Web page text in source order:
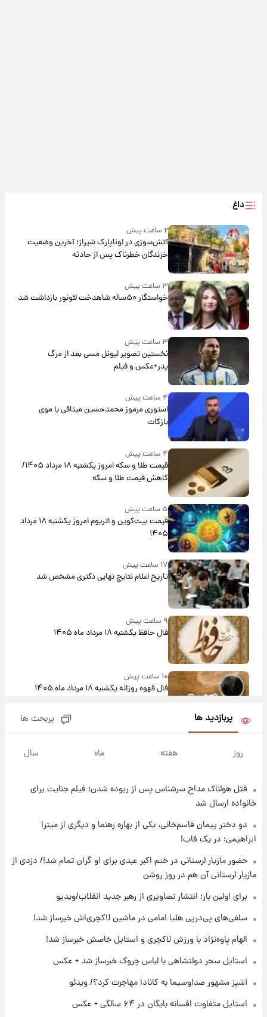
داغ
۲ ساعت پیش
آتش‌سوزی در لوناپارک شیراز؛ آخرین وضعیت
خزندگان خطرناک پس از حادثه
۳ ساعت پیش
خواستگار ۵۰ساله شاهدخت لئونور بازداشت شد
۳ ساعت پیش
نخستین تصویر لیونل مسی بعد از مرگ
پدر+عکس و فیلم
۴ ساعت پیش
استوری مرموز محمدحسین میثاقی با موی
بازکات
قیمت طلا و سکه امروز یکشنبه ۱۸ مرداد ۱۴۰۵/
کاهش قیمت طلا و سکه
۵ ساعت پیش
قیمت بیت‌کوین و اتریوم امروز یکشنبه ۱۸ مرداد
۱۴۰۵
۱۷ ساعت پیش
تاریخ اعلام نتایج نهایی دکتری مشخص شد
۹ ساعت پیش
فال حافظ یکشنبه ۱۸ مرداد ماه ۱۴۰۵
۱۰ ساعت پیش
فال قهوه روزانه یکشنبه ۱۸ مرداد ماه ۱۴۰۵
۱۹ ساعت پیش
لیونل مسی عزادار شد! + جزئیات
۲۲ ساعت پیش
لحظه برخورد رعد و برق به ساختمان مرکز تجارت
جهانی در آمریکا + فیلم
برای اولین بار؛ انتشار تصاویری از رهبر جدید
انقلاب/ویدیو
پربازدید ها پربحث ها
روز هفته ماه سال
قتل هولناک مداح سرشناس پس از ربوده شدن؛ فیلم جنایت برای
خانواده ارسال شد
دو دختر پیمان قاسم‌خانی، یکی از بهاره رهنما و دیگری از میترا
ابراهیمی؛ در یک قاب!
حضور مازیار لرستانی در ختم اکبر عبدی برای او گران تمام شد!/ دزدی از
مازیار لرستانی آن هم در روز روشن
برای اولین بار؛ انتشار تصاویری از رهبر جدید انقلاب/ویدیو
سلفی‌های پی‌درپی هلیا امامی در ماشین لاکچری‌اش خبرساز شد!
الهام پاوه‌نژاد با ورزش لاکچری و استایل خاصش خبرساز شد!
استایل سحر دولتشاهی با لباس چروک خبرساز شد + عکس
آشپز مشهور صداوسیما به کانادا مهاجرت کرد؟/ ویدئو
استایل متفاوت افسانه بایگان در ۶۴ سالگی + عکس